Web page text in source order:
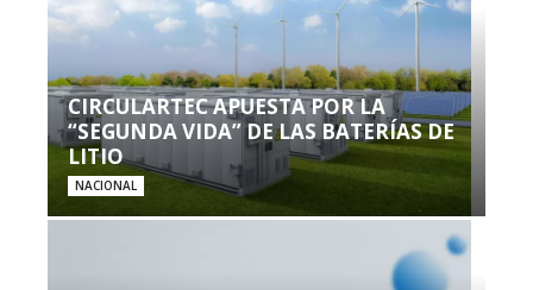
CIRCULARTEC APUESTA POR LA
“SEGUNDA VIDA” DE LAS BATERÍAS DE
LITIO
NACIONAL